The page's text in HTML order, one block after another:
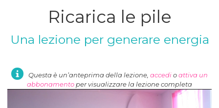
Ricarica le pile
Una lezione per generare energia
Questa è un’anteprima della lezione, accedioattiva un
abbonamento per visualizzare la lezione completa